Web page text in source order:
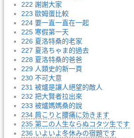
222 謝謝大家
223 歐姆蛋比較
224 要一直一直在一起
225 寒假第一天
226 夏洛特桑的老家
227 夏洛ちゃま的過去
228 夏洛特桑的爸爸
229 人類史的新一頁
230 不可大意
231 被爐是讓人絕望的敵人
232 把大賢者拉出來
233 被爐媽媽桑的說
234 肩こりと腰痛に効きます
235 第二の人生ならぬコタツ生です
236 いよいよ冬休みの宿題です